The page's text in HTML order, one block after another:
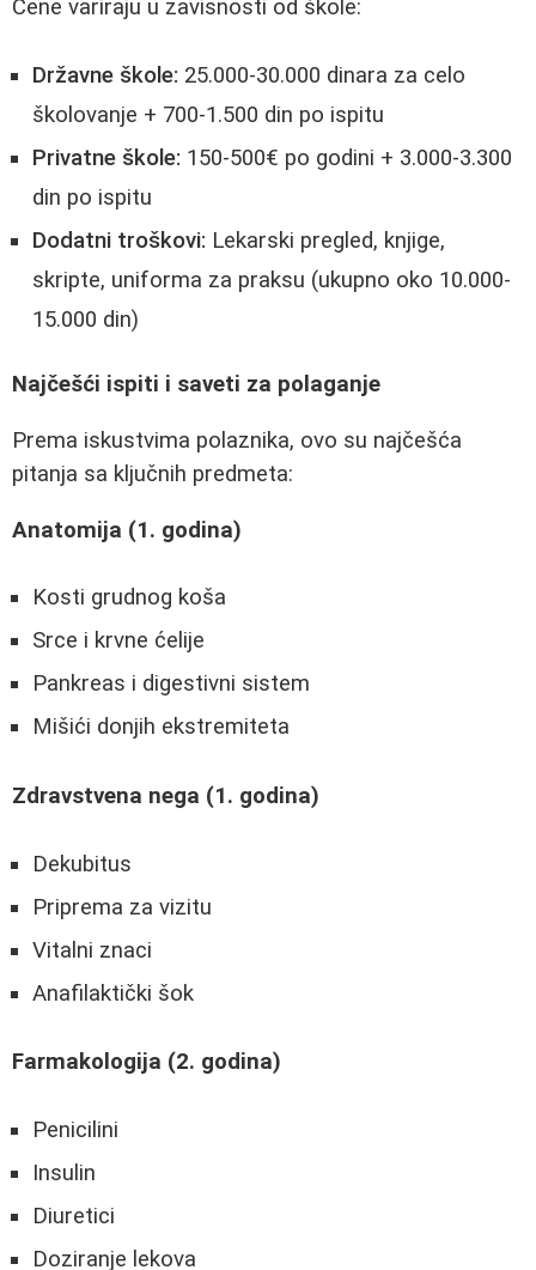
Cene variraju u zavisnosti od škole:
Državne škole: 25.000-30.000 dinara za celo
školovanje + 700-1.500 din po ispitu
Privatne škole: 150-500€ po godini + 3.000-3.300
din po ispitu
Dodatni troškovi: Lekarski pregled, knjige,
skripte, uniforma za praksu (ukupno oko 10.000-
15.000 din)
Najčešći ispiti i saveti za polaganje
Prema iskustvima polaznika, ovo su najčešća
pitanja sa ključnih predmeta:
Anatomija (1. godina)
Kosti grudnog koša
Srce i krvne ćelije
Pankreas i digestivni sistem
Mišići donjih ekstremiteta
Zdravstvena nega (1. godina)
Dekubitus
Priprema za vizitu
Vitalni znaci
Anafilaktički šok
Farmakologija (2. godina)
Penicilini
Insulin
Diuretici
Doziranje lekova